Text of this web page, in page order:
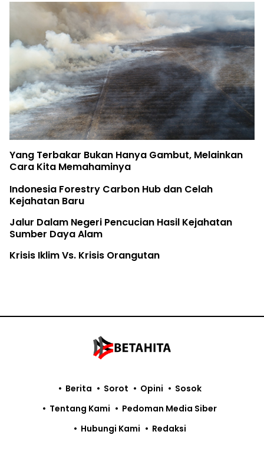
Yang Terbakar Bukan Hanya Gambut, Melainkan
Cara Kita Memahaminya
Indonesia Forestry Carbon Hub dan Celah
Kejahatan Baru
Jalur Dalam Negeri Pencucian Hasil Kejahatan
Sumber Daya Alam
Krisis Iklim Vs. Krisis Orangutan
Berita Sorot Opini
Sosok
Tentang Kami
Pedoman Media Siber
Hubungi Kami
Redaksi